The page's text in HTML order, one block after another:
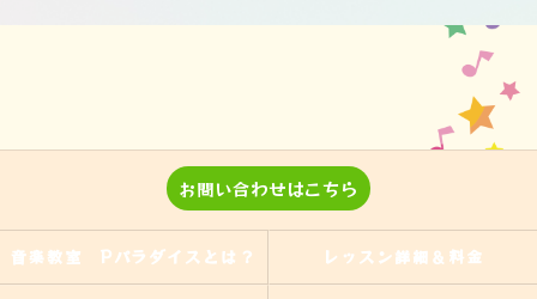
お問い合わせはこちら
音楽教室 Pパラダイスとは？ レッスン詳細＆料金